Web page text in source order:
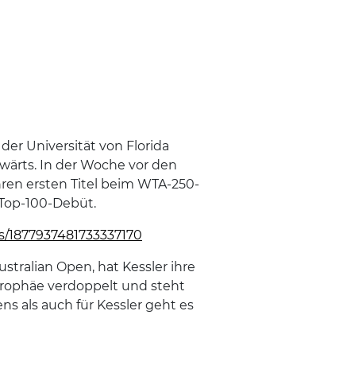
Universität von Florida
In der Woche vor den
ersten Titel beim WTA-250-
100-Debüt.
Open, hat Kessler ihre
verdoppelt und steht
als auch für Kessler geht es